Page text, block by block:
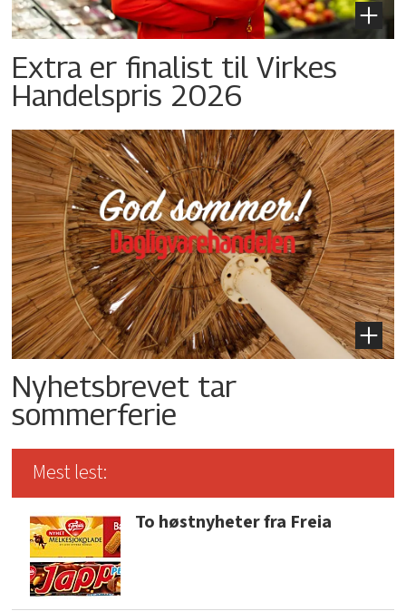
Extra er finalist til Virkes
Handelspris 2026
Nyhetsbrevet tar
sommerferie
Mest lest:
To høstnyheter fra Freia